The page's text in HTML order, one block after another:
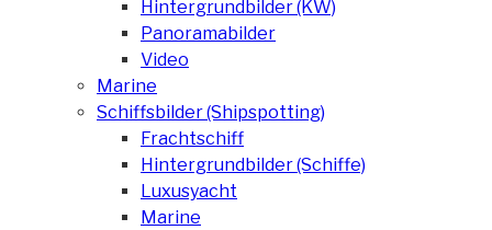
Hintergrundbilder (KW)
Panoramabilder
Video
Marine
Schiffsbilder (Shipspotting)
Frachtschiff
Hintergrundbilder (Schiffe)
Luxusyacht
Marine